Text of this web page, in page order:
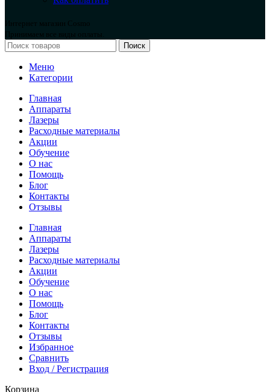
Интернет магазин Cosmo
Принимаем все виды оплаты.
Поиск
Меню
Категории
Главная
Аппараты
Лазеры
Расходные материалы
Акции
Обучение
О нас
Помощь
Блог
Контакты
Отзывы
Главная
Аппараты
Лазеры
Расходные материалы
Акции
Обучение
О нас
Помощь
Блог
Контакты
Отзывы
Избранное
Сравнить
Вход / Регистрация
Корзина